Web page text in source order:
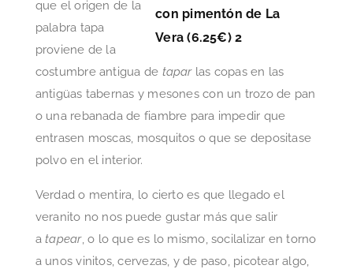
que el origen de la
palabra tapa
proviene de la
costumbre antigua de taparlas copas en las
antigüas tabernas y mesones con un trozo de pan
o una rebanada de fiambre para impedir que
entrasen moscas, mosquitos o que se depositase
polvo en el interior.
Verdad o mentira, lo cierto es que llegado el
veranito no nos puede gustar más que salir
atapear, o lo que es lo mismo, socilalizar en torno
a unos vinitos, cervezas, y de paso, picotear algo,